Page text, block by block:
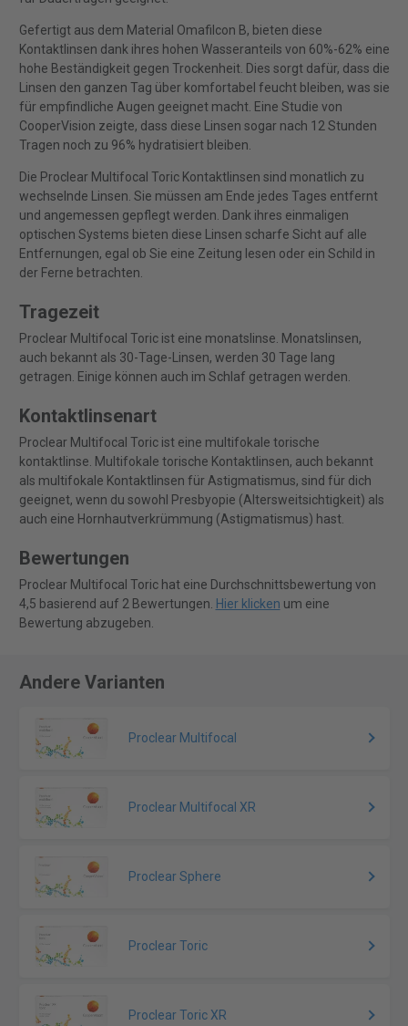
Gefertigt aus dem Material Omafilcon B, bieten diese
Kontaktlinsen dank ihres hohen Wasseranteils von 60%-62% eine
hohe Beständigkeit gegen Trockenheit. Dies sorgt dafür, dass die
Linsen den ganzen Tag über komfortabel feucht bleiben, was sie
für empfindliche Augen geeignet macht. Eine Studie von
CooperVision zeigte, dass diese Linsen sogar nach 12 Stunden
Tragen noch zu 96% hydratisiert bleiben.
Die Proclear Multifocal Toric Kontaktlinsen sind monatlich zu
wechselnde Linsen. Sie müssen am Ende jedes Tages entfernt
und angemessen gepflegt werden. Dank ihres einmaligen
optischen Systems bieten diese Linsen scharfe Sicht auf alle
Entfernungen, egal ob Sie eine Zeitung lesen oder ein Schild in
der Ferne betrachten.
Tragezeit
Proclear Multifocal Toric ist eine monatslinse. Monatslinsen,
auch bekannt als 30-Tage-Linsen, werden 30 Tage lang
getragen. Einige können auch im Schlaf getragen werden.
Kontaktlinsenart
Proclear Multifocal Toric ist eine multifokale torische
kontaktlinse. Multifokale torische Kontaktlinsen, auch bekannt
als multifokale Kontaktlinsen für Astigmatismus, sind für dich
geeignet, wenn du sowohl Presbyopie (Altersweitsichtigkeit) als
auch eine Hornhautverkrümmung (Astigmatismus) hast.
Bewertungen
Proclear Multifocal Toric hat eine Durchschnittsbewertung von
4,5 basierend auf 2 Bewertungen. Hier klicken um eine
Bewertung abzugeben.
Andere Varianten
Proclear Multifocal
Proclear Multifocal XR
Proclear Sphere
Proclear Toric
Proclear Toric XR